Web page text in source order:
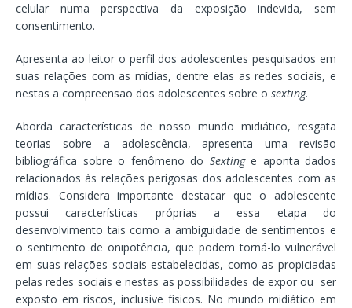
celular numa perspectiva da exposição indevida, sem
consentimento.
Apresenta ao leitor o perfil dos adolescentes pesquisados em
suas relações com as mídias, dentre elas as redes sociais, e
nestas a compreensão dos adolescentes sobre o sexting.
Aborda características de nosso mundo midiático, resgata
teorias sobre a adolescência, apresenta uma revisão
bibliográfica sobre o fenômeno do Sextinge aponta dados
relacionados às relações perigosas dos adolescentes com as
mídias. Considera importante destacar que o adolescente
possui características próprias a essa etapa do
desenvolvimento tais como a ambiguidade de sentimentos e
o sentimento de onipotência, que podem torná-lo vulnerável
em suas relações sociais estabelecidas, como as propiciadas
pelas redes sociais e nestas as possibilidades de expor ou ser
exposto em riscos, inclusive físicos. No mundo midiático em